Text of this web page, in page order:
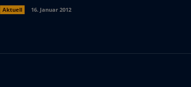
Aktuell 16. Januar 2012